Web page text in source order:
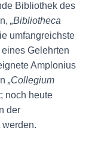
Bibliothek des
„Bibliotheca
umfangreichste
Gelehrten
Amplonius
„Collegium
noch heute
der